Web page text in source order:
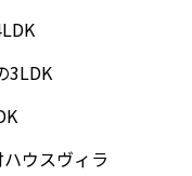
3LDK
ウスヴィラ